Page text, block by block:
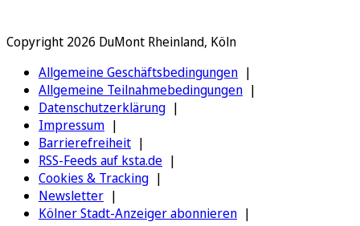
Copyright 2026 DuMont Rheinland, Köln
Allgemeine Geschäftsbedingungen
Allgemeine Teilnahmebedingungen
Datenschutzerklärung
Impressum
Barrierefreiheit
RSS-Feeds auf ksta.de
Cookies & Tracking
Newsletter
Kölner Stadt-Anzeiger abonnieren